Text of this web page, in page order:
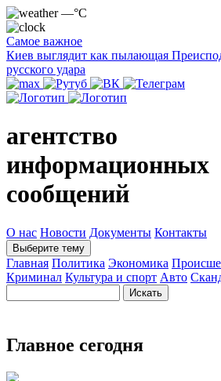
—°C
Самое важное
Киев выглядит как пылающая
русского удара
агентство
информационных
сообщений
О нас Новости Документы Контакты
Выберите тему
Главная Политика Экономика
Криминал Культура и спорт Авто
Главное сегодня